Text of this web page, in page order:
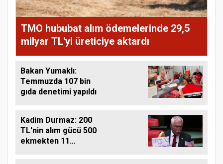
TMO hububat alım ödemelerinde 29,5
milyar TL'yi üreticiye aktardı
Bakan Yumaklı:
Temmuzda 107 bin
gıda denetimi yapıldı
Kadim Durmaz: 200
TL'nin alım gücü 500
ekmekten 11